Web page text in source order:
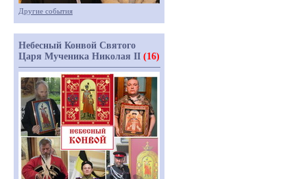
Другие события
Небесный Конвой Святого
Царя Мученика Николая II (16)